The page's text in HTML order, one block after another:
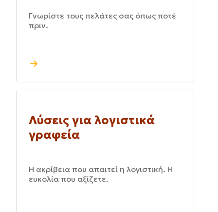
Γνωρίστε τους πελάτες σας όπως ποτέ
πριν.
Λύσεις για λογιστικά
γραφεία
Η ακρίβεια που απαιτεί η λογιστική. Η
ευκολία που αξίζετε.